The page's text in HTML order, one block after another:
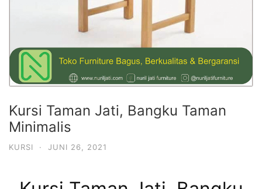
Kursi Taman Jati, Bangku Taman
Minimalis
KURSI · JUNI 26, 2021